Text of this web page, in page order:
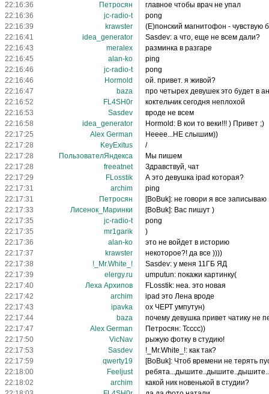
22:16:36
Петросян
главное чтобы врач не упал
22:16:36
jc-radio-t
pong
22:16:39
krawster
(Е)понский магнитофон - чувствую
22:16:41
idea_generator
Sasdev: а что, еще не всем дали?
22:16:43
meralex
разминка в разгаре
22:16:45
alan-ko
ping
22:16:46
jc-radio-t
pong
22:16:46
Hormold
ой. привет. я живой?
22:16:47
baza
про четырех девушек это будет в
22:16:52
FL4SH0r
коктельчик сегодня неплохой
22:16:53
Sasdev
вроде не всем
22:16:58
idea_generator
Hormold: В кои то веки!!! ) Привет ;)
22:17:25
Alex German
Нееее...НЕ слышим))
22:17:28
KeyExitus
/
22:17:28
ПользователЯндекса
Мы пишем
22:17:28
freeatnet
Здравствуй, чат
22:17:29
FLosstik
А это девушка ipad которая?
22:17:31
archim
ping
22:17:31
Петросян
[BoBuk]: не говори я все записываю
22:17:33
Лисенок_Маринки
[BoBuk]: Вас пишут )
22:17:35
jc-radio-t
pong
22:17:35
mr1garik
)
22:17:36
alan-ko
это не войдет в историю
22:17:37
krawster
некоторое?! да все ))))
22:17:38
!_Mr.White_!
Sasdev: у меня 11ГБ ЯД
22:17:39
elergy.ru
umputun: покажи картинку(
22:17:40
Леха Архипов
FLosstik: неа. это новая
22:17:42
archim
ipad это Лена вроде
22:17:43
ipavka
ох ЧЕРТ умпутун)
22:17:44
baza
почему девушка привет чатику не
22:17:47
Alex German
Петросян: Тсссс))
22:17:50
VicNav
рыжую фотку в студию!
22:17:53
Sasdev
!_Mr.White_!: как так?
22:17:59
qwerty19
[BoBuk]: Чтоб времени не терять
22:18:00
Feeljust
22:18:02
archim
какой ник новенькой в студии?